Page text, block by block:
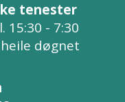
tenester
15:30 - 7:30
døgnet